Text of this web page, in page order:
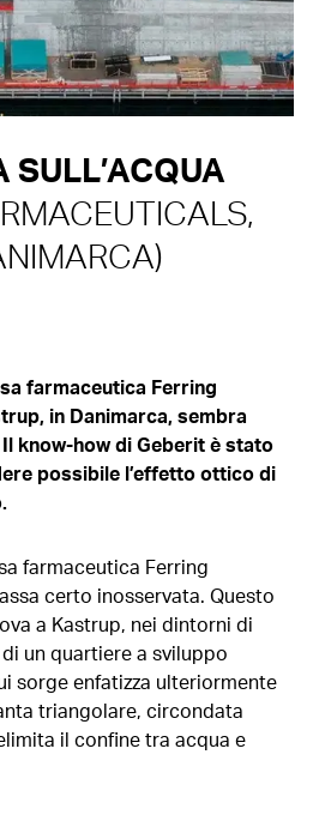
SULL’ACQUA
farmaceutica Ferring
in Danimarca, sembra
know-how di Geberit è stato
possibile l’effetto ottico di
farmaceutica Ferring
certo inosservata. Questo
a Kastrup, nei dintorni di
un quartiere a sviluppo
sorge enfatizza ulteriormente
triangolare, circondata
il confine tra acqua e